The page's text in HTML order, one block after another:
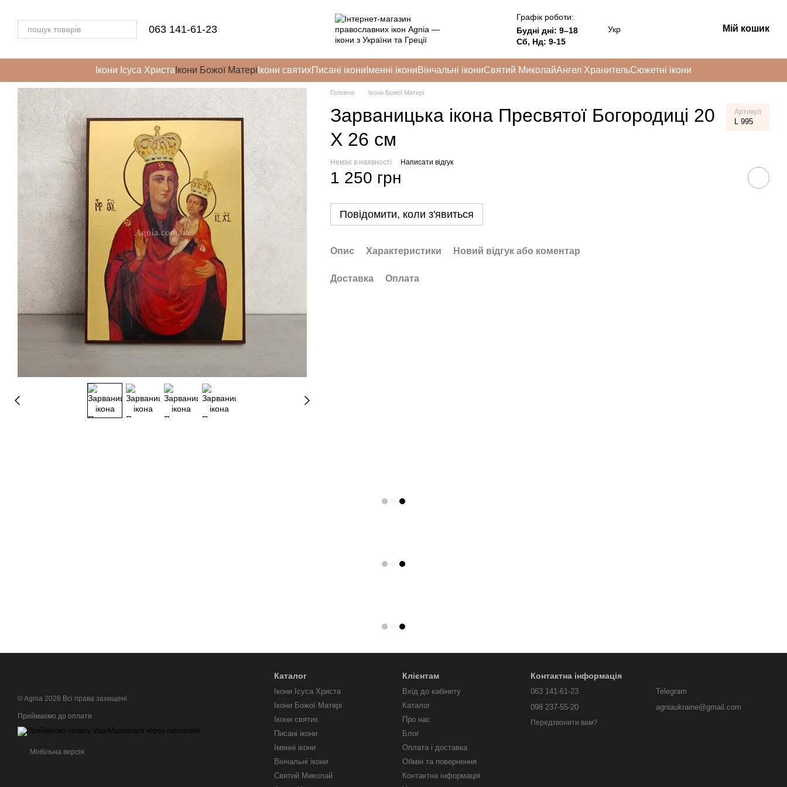
063 141-61-23
Графік роботи:
Будні дні: 9–18
Сб, Нд: 9-15
Укр Мій кошик
Ікони Ісуса Христа Ікони Божої Матері Ікони святихПисані ікони Іменні ікониВінчальні ікониСвятий МиколайАнгел ХранительСюжетні ікони
Головна Ікони Божої Матері
Зарваницька ікона Пресвятої Богородиці 20
Х 26 см
Артикул
L 995
Немає в наявності Написати відгук
1 250 грн
Повідомити, коли з'явиться
Опис Характеристики Новий відгук або коментар
Доставка Оплата
© Agnia 2026 Всі права захищені
Приймаємо до оплати
Мобільна версія
Каталог
Ікони Ісуса Христа
Ікони Божої Матері
Ікони святих
Писані ікони
Іменні ікони
Вінчальні ікони
Святий Миколай
Клієнтам
Вхід до кабінету
Каталог
Про нас
Блог
Оплата і доставка
Обмін та повернення
Контактна інформація
Контактна інформація
063 141-61-23
098 237-55-20
Передзвонити вам?
Telegram
agniaukraine@gmail.com